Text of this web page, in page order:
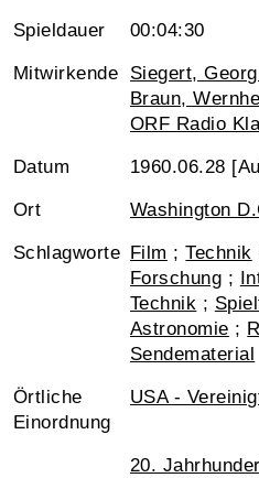
Spieldauer 00:04:30
Mitwirkende
Siegert,
Braun,
ORF Radio
Datum 1960.06.28
Ort Washington
Schlagworte Film ;Technik
Forschung ;
Technik ;
Astronomie ;
Sendematerial
Örtliche
Einordnung
USA -
20.